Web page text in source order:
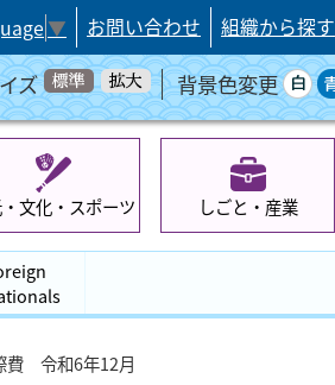
▼ お問い合わせ 組織から探す
ズ 背景色変更
文化・スポーツ しごと・産業
費 令和6年12月